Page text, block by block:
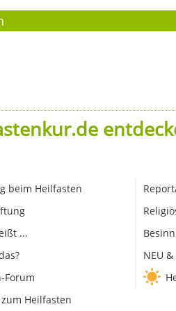
beim Heilfasten
...
Forum
Heilfasten
NEU &